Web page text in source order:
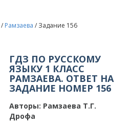
/ Рамзаева / Задание 156
ГДЗ ПО РУССКОМУ
ЯЗЫКУ 1 КЛАСС
РАМЗАЕВА. ОТВЕТ НА
ЗАДАНИЕ НОМЕР 156
Авторы: Рамзаева Т.Г.
Дрофа